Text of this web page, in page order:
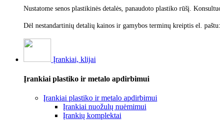
Nustatome senos plastikinės detalės, panaudoto plastiko rūšį.
Dėl nestandartinių detalių kainos ir gamybos terminų kreiptis el. paštu:
Įrankiai, klijai
Įrankiai plastiko ir metalo apdirbimui
Įrankiai plastiko ir metalo apdirbimui
Įrankiai nuožulų nuėmimui
Įrankių komplektai